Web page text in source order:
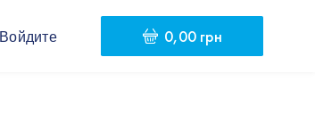
Войдите 0,00 грн